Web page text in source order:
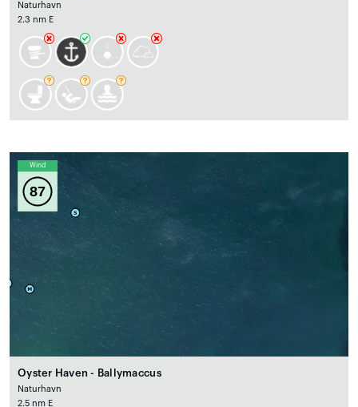
Naturhavn
2.3 nm E
Wind
87
Oyster Haven - Ballymaccus
Naturhavn
2.5 nm E